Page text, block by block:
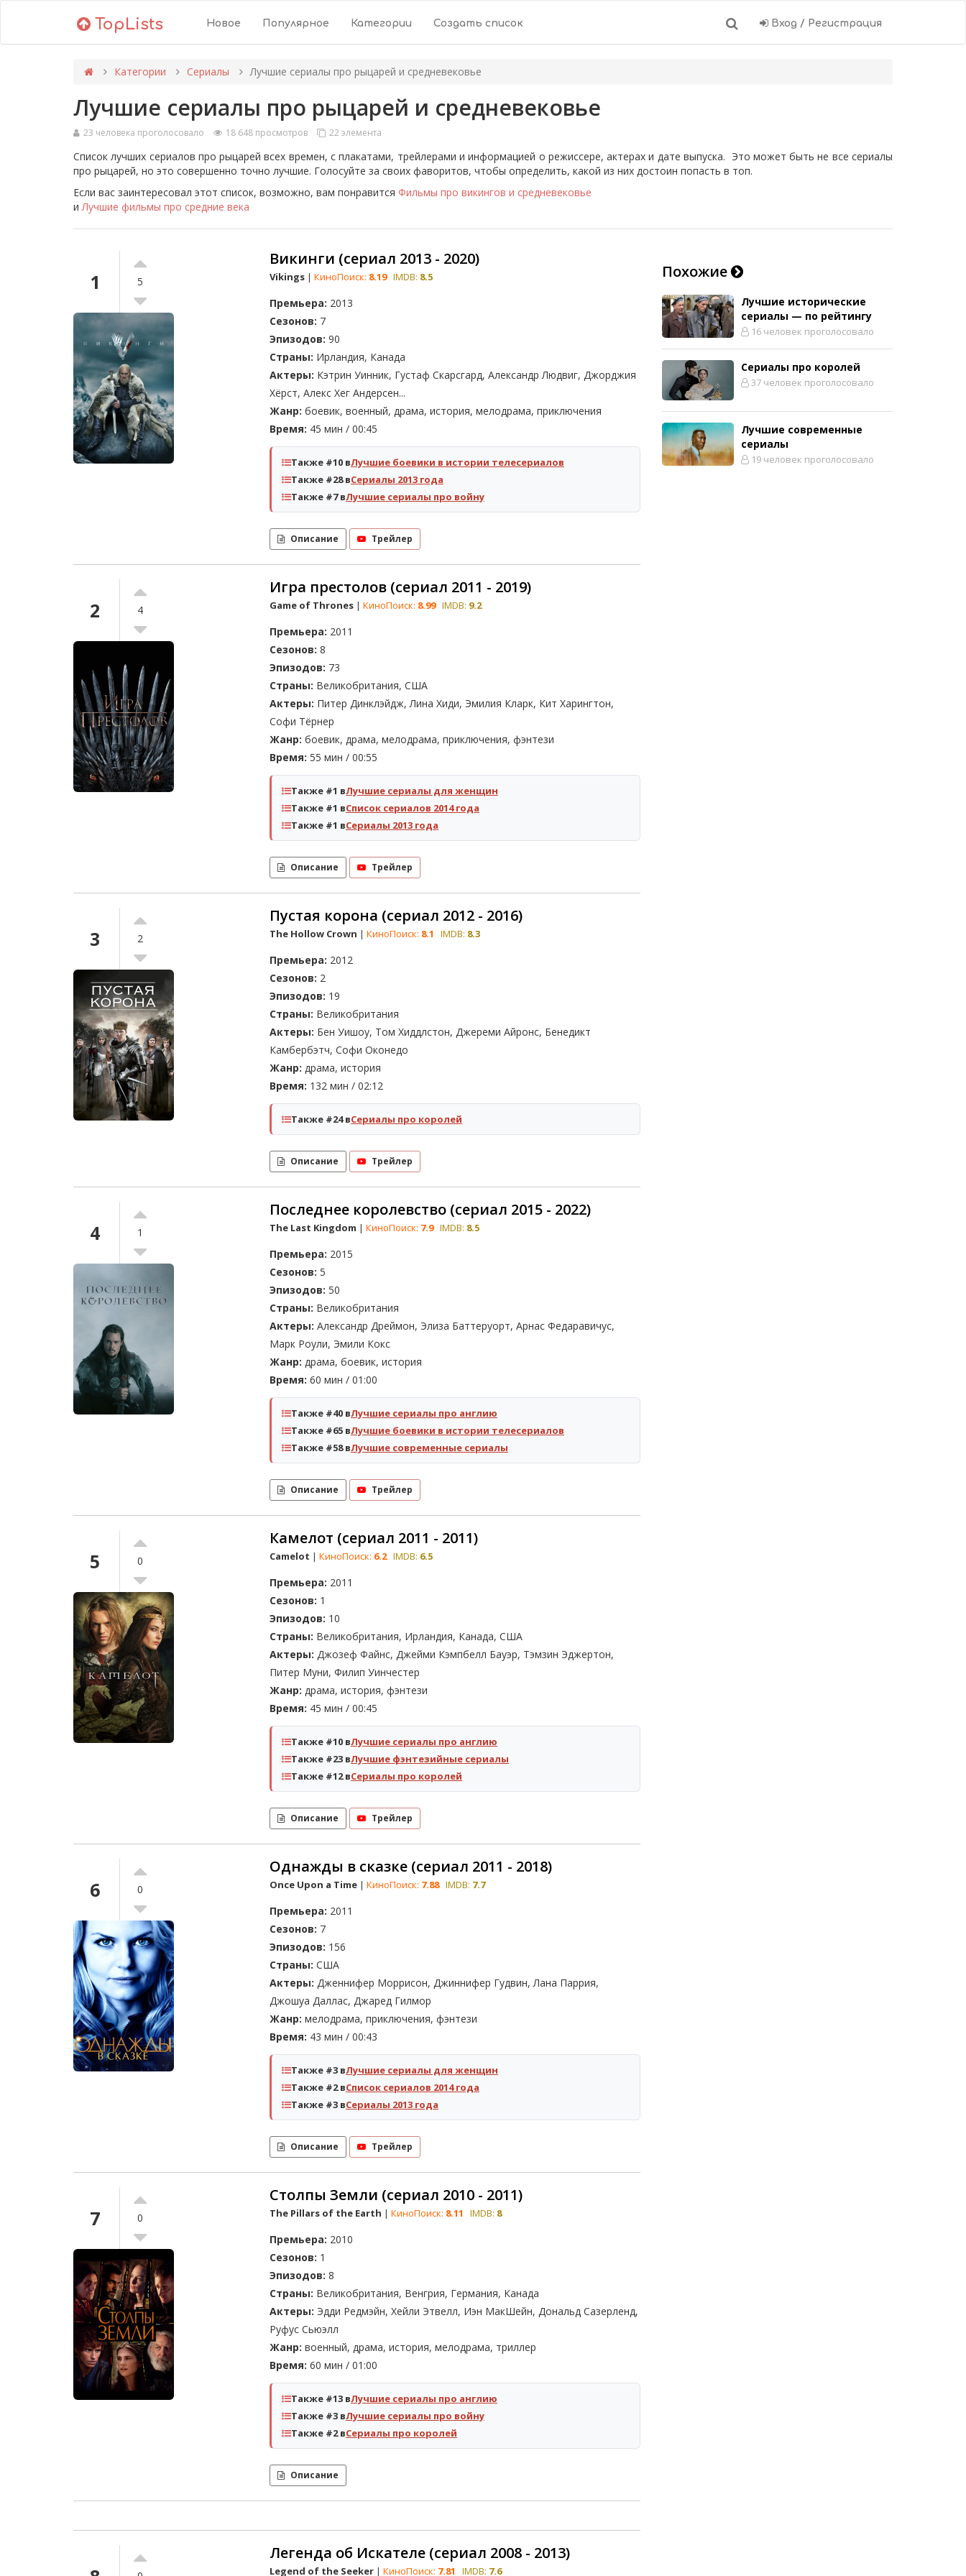
TopLists Новое Популярное Категории Создать список Вход / Регистрация
Категории Сериалы Лучшие сериалы про рыцарей и средневековье
Лучшие сериалы про рыцарей и средневековье
23 человека проголосовало 18 648 просмотров 22 элемента
Список лучших сериалов про рыцарей всех времен, с плакатами, трейлерами и информацией о режиссере, актерах и дате выпуска. Это может быть не все сериалы
про рыцарей, но это совершенно точно лучшие. Голосуйте за своих фаворитов, чтобы определить, какой из них достоин попасть в топ.
Если вас заинтересовал этот список, возможно, вам понравится Фильмы про викингов и средневековье
иЛучшие фильмы про средние века
1 5
Викинги (сериал 2013 - 2020)
Vikings | КиноПоиск: 8.19 IMDB: 8.5
Премьера: 2013
Сезонов: 7
Эпизодов: 90
Страны: Ирландия, Канада
Актеры: Кэтрин Уинник, Густаф Скарсгард, Александр Людвиг, Джорджия
Хёрст, Алекс Хег Андерсен...
Жанр: боевик, военный, драма, история, мелодрама, приключения
Время: 45 мин / 00:45
Также #10 вЛучшие боевики в истории телесериалов
Также #28 вСериалы 2013 года
Также #7 вЛучшие сериалы про войну
Описание Трейлер
2 4
Игра престолов (сериал 2011 - 2019)
Game of Thrones | КиноПоиск: 8.99 IMDB: 9.2
Премьера: 2011
Сезонов: 8
Эпизодов: 73
Страны: Великобритания, США
Актеры: Питер Динклэйдж, Лина Хиди, Эмилия Кларк, Кит Харингтон,
Софи Тёрнер
Жанр: боевик, драма, мелодрама, приключения, фэнтези
Время: 55 мин / 00:55
Также #1 вЛучшие сериалы для женщин
Также #1 вСписок сериалов 2014 года
Также #1 вСериалы 2013 года
Описание Трейлер
3 2
Пустая корона (сериал 2012 - 2016)
The Hollow Crown | КиноПоиск: 8.1 IMDB: 8.3
Премьера: 2012
Сезонов: 2
Эпизодов: 19
Страны: Великобритания
Актеры: Бен Уишоу, Том Хиддлстон, Джереми Айронс, Бенедикт
Камбербэтч, Софи Оконедо
Жанр: драма, история
Время: 132 мин / 02:12
Также #24 вСериалы про королей
Описание Трейлер
4 1
Последнее королевство (сериал 2015 - 2022)
The Last Kingdom | КиноПоиск: 7.9 IMDB: 8.5
Премьера: 2015
Сезонов: 5
Эпизодов: 50
Страны: Великобритания
Актеры: Александр Дреймон, Элиза Баттеруорт, Арнас Федаравичус,
Марк Роули, Эмили Кокс
Жанр: драма, боевик, история
Время: 60 мин / 01:00
Также #40 вЛучшие сериалы про англию
Также #65 вЛучшие боевики в истории телесериалов
Также #58 вЛучшие современные сериалы
Описание Трейлер
5 0
Камелот (сериал 2011 - 2011)
Camelot | КиноПоиск: 6.2 IMDB: 6.5
Премьера: 2011
Сезонов: 1
Эпизодов: 10
Страны: Великобритания, Ирландия, Канада, США
Актеры: Джозеф Файнс, Джейми Кэмпбелл Бауэр, Тэмзин Эджертон,
Питер Муни, Филип Уинчестер
Жанр: драма, история, фэнтези
Время: 45 мин / 00:45
Также #10 вЛучшие сериалы про англию
Также #23 вЛучшие фэнтезийные сериалы
Также #12 вСериалы про королей
Описание Трейлер
6 0
Однажды в сказке (сериал 2011 - 2018)
Once Upon a Time | КиноПоиск: 7.88 IMDB: 7.7
Премьера: 2011
Сезонов: 7
Эпизодов: 156
Страны: США
Актеры: Дженнифер Моррисон, Джиннифер Гудвин, Лана Паррия,
Джошуа Даллас, Джаред Гилмор
Жанр: мелодрама, приключения, фэнтези
Время: 43 мин / 00:43
Также #3 вЛучшие сериалы для женщин
Также #2 вСписок сериалов 2014 года
Также #3 вСериалы 2013 года
Описание Трейлер
7 0
Столпы Земли (сериал 2010 - 2011)
The Pillars of the Earth | КиноПоиск: 8.11 IMDB: 8
Премьера: 2010
Сезонов: 1
Эпизодов: 8
Страны: Великобритания, Венгрия, Германия, Канада
Актеры: Эдди Редмэйн, Хейли Этвелл, Иэн МакШейн, Дональд Сазерленд,
Руфус Сьюэлл
Жанр: военный, драма, история, мелодрама, триллер
Время: 60 мин / 01:00
Также #13 вЛучшие сериалы про англию
Также #3 вЛучшие сериалы про войну
Также #2 вСериалы про королей
Описание
Легенда об Искателе (сериал 2008 - 2013)
Legend of the Seeker | КиноПоиск: 7.81 IMDB: 7.6
Похожие
Лучшие исторические
сериалы — по рейтингу
16 человек проголосовало
Сериалы про королей
37 человек проголосовало
Лучшие современные
сериалы
19 человек проголосовало